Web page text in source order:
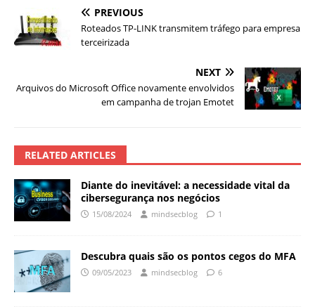
PREVIOUS
Roteados TP-LINK transmitem tráfego para empresa
terceirizada
NEXT
Arquivos do Microsoft Office novamente envolvidos
em campanha de trojan Emotet
RELATED ARTICLES
Diante do inevitável: a necessidade vital da
cibersegurança nos negócios
15/08/2024 mindsecblog 1
Descubra quais são os pontos cegos do MFA
09/05/2023 mindsecblog 6